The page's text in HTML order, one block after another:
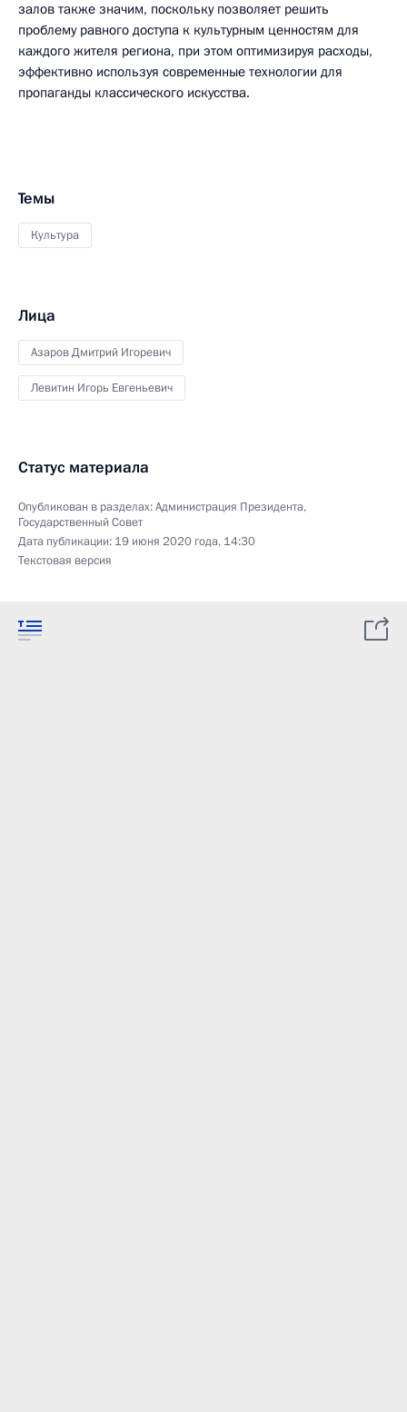
залов также значим, поскольку позволяет решить
проблему равного доступа к культурным ценностям для
каждого жителя региона, при этом оптимизируя расходы,
эффективно используя современные технологии для
пропаганды классического искусства.
Темы
Культура
Лица
Азаров Дмитрий Игоревич
Левитин Игорь Евгеньевич
Статус материала
Опубликован в разделах:Администрация Президента,
Государственный Совет
Дата публикации: 19 июня 2020 года, 14:30
Текстовая версия